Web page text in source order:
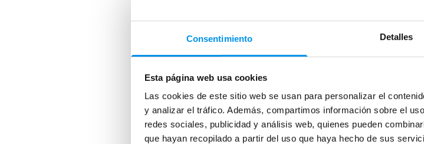
Consentimiento Detalles
Esta página web usa cookies
Las cookies de este sitio web se usan para personalizar el
y analizar el tráfico. Además, compartimos información sobre el
redes sociales, publicidad y análisis web, quienes pueden
que hayan recopilado a partir del uso que haya hecho de sus